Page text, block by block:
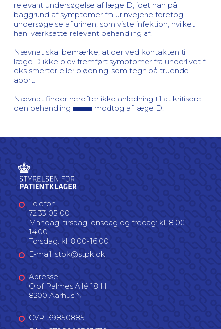
relevant undersøgelse af læge D, idet han på
baggrund af symptomer fra urinvejene foretog
undersøgelse af urinen, som viste infektion, hvilket
han iværksatte relevant behandling af.
Nævnet skal bemærke, at der ved kontakten til
læge D ikke blev fremført symptomer fra underlivet f.
eks smerter eller blødning, som tegn på truende
abort.
Nævnet finder herefter ikke anledning til at kritisere
den behandling
modtog af læge D.
Telefon
72 33 05 00
Mandag, tirsdag, onsdag og fredag: kl. 8.00 -
14.00
Torsdag: kl. 8.00-16.00
E-mail: stpk@stpk.dk
Adresse
Olof Palmes Allé 18 H
8200 Aarhus N
CVR: 39850885